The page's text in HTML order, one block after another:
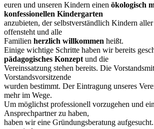
euren und unseren Kindern einen ökologisch
konfessionellen Kindergarten
anzubieten, der selbstverständlich Kindern
offensteht und alle
Familien herzlich willkommen heißt.
Einige wichtige Schritte haben wir bereits
pädagogisches Konzeptund die
Vereinssatzung stehen bereits. Die
Vorstandsvorsitzende
wurden bestimmt. Der Eintragung unseres
mehr im Wege.
Um möglichst professionell vorzugehen und
Ansprechpartner zu haben,
haben wir eine Gründungsberatung